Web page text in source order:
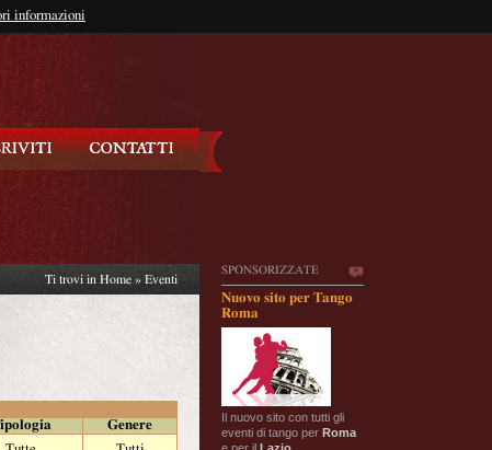
informazioni
SPONSORIZZATE
Nuovo sito per Tango
Roma
Il nuovo sito con tutti gli
eventi di tango per Roma
Ti trovi in Home » Eventi
Genere